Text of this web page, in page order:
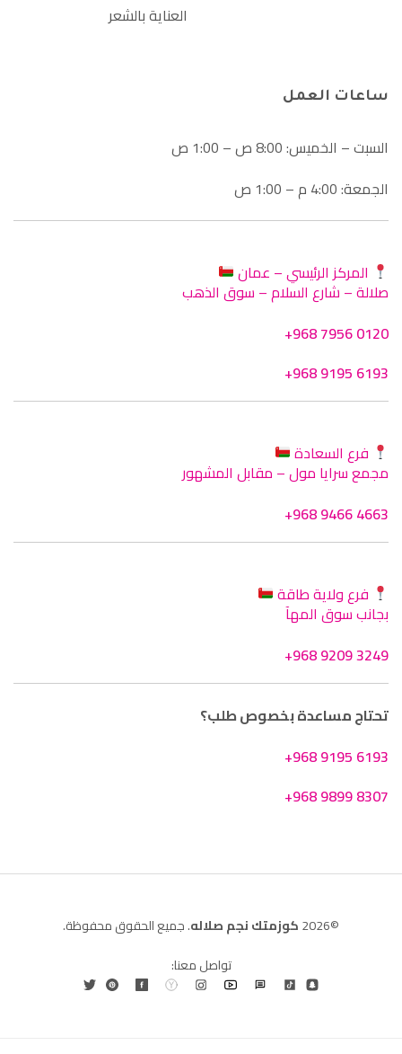
العناية بالشعر
ساعات العمل
السبت – الخميس: 8:00 ص – 1:00 ص
الجمعة: 4:00 م – 1:00 ص
المركز الرئيسي – عمان
صلالة – شارع السلام – سوق الذهب
+968 7956 0120
+968 9195 6193
فرع السعادة
مجمع سرايا مول – مقابل المشهور
+968 9466 4663
فرع ولاية طاقة
بجانب سوق المهآ
+968 9209 3249
تحتاج مساعدة بخصوص طلب؟
+968 9195 6193
+968 9899 8307
©2026 كوزمتك نجم صلاله. جميع الحقوق محفوظة.
تواصل معنا: